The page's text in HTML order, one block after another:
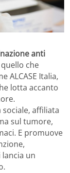
anti
quello che
ALCASE Italia,
lotta accanto
sociale, affiliata
sul tumore,
E promuove
lancia un